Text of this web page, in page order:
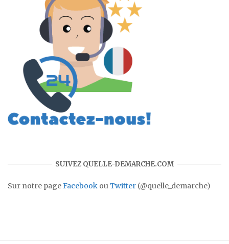
SUIVEZ QUELLE-DEMARCHE.COM
Sur notre pageFacebook ouTwitter (@quelle_demarche)